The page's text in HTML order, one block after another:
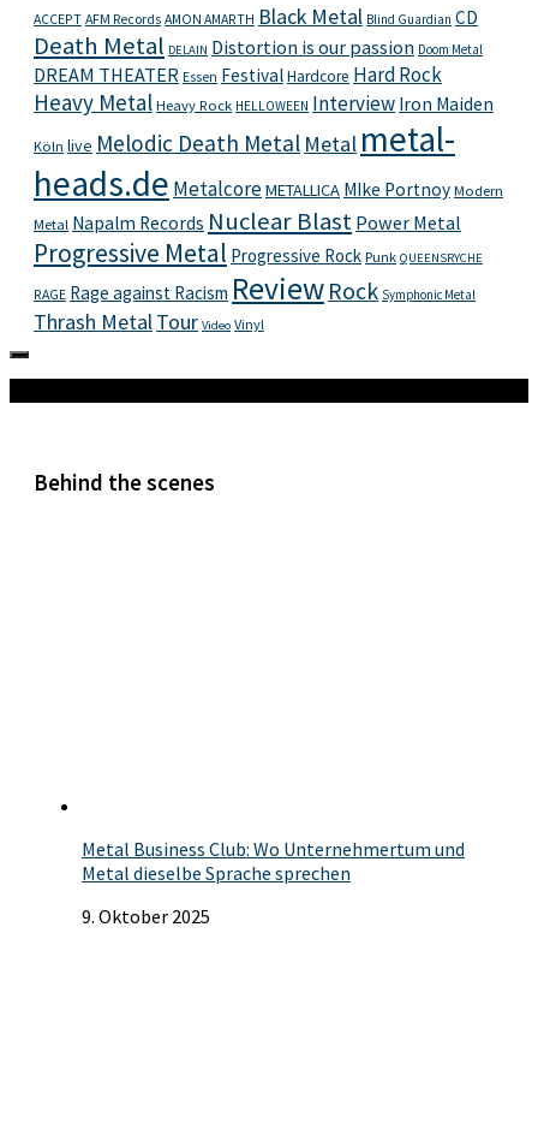
ACCEPT AFM Records AMON AMARTH Black Metal Blind Guardian CD
Death Metal DELAIN Distortion is our passion Doom Metal
DREAM THEATER Essen FestivalHardcore Hard Rock
Heavy Metal Heavy Rock HELLOWEEN Interview Iron Maiden
Köln live Melodic Death Metal Metal metal-
heads.de MetalcoreMETALLICA MIke Portnoy Modern
Metal Napalm Records Nuclear Blast Power Metal
Progressive Metal Progressive Rock Punk QUEENSRYCHE
RAGE Rage against Racism Review Rock Symphonic Metal
Thrash MetalTour Video Vinyl
Behind the scenes
Metal Business Club: Wo Unternehmertum und
Metal dieselbe Sprache sprechen
9. Oktober 2025